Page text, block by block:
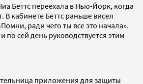
Беттс переехала в Нью-Йорк, когда
В кабинете Беттс раньше висел
ради чего ты все это начала».
по сей день руководствуется этим
приложения для защиты